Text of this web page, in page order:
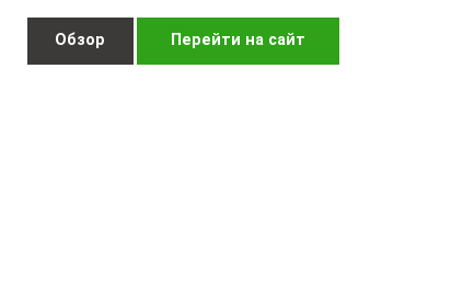
Обзор Перейти на сайт